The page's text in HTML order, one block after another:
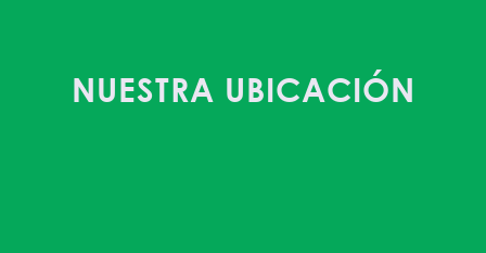
NUESTRA UBICACIÓN